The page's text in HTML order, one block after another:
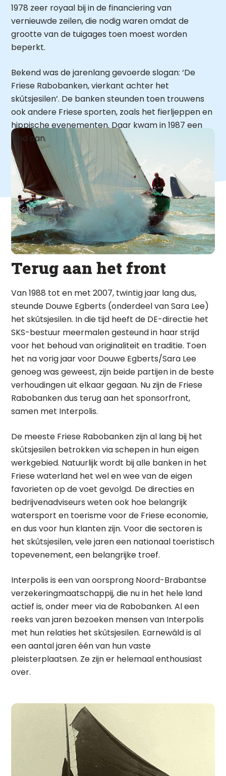
1978 zeer royaal bij in de financiering van
vernieuwde zeilen, die nodig waren omdat de
grootte van de tuigages toen moest worden
beperkt.
Bekend was de jarenlang gevoerde slogan: ‘De
Friese Rabobanken, vierkant achter het
skûtsjesilen’. De banken steunden toen trouwens
ook andere Friese sporten, zoals het fierljeppen en
hippische evenementen. Daar kwam in 1987 een
eind aan.
Terug aan het front
Van 1988 tot en met 2007, twintig jaar lang dus,
steunde Douwe Egberts (onderdeel van Sara Lee)
het skûtsjesilen. In die tijd heeft de DE-directie het
SKS-bestuur meermalen gesteund in haar strijd
voor het behoud van originaliteit en traditie. Toen
het na vorig jaar voor Douwe Egberts/Sara Lee
genoeg was geweest, zijn beide partijen in de beste
verhoudingen uit elkaar gegaan. Nu zijn de Friese
Rabobanken dus terug aan het sponsorfront,
samen met Interpolis.
De meeste Friese Rabobanken zijn al lang bij het
skûtsjesilen betrokken via schepen in hun eigen
werkgebied. Natuurlijk wordt bij alle banken in het
Friese waterland het wel en wee van de eigen
favorieten op de voet gevolgd. De directies en
bedrijvenadviseurs weten ook hoe belangrijk
watersport en toerisme voor de Friese economie,
en dus voor hun klanten zijn. Voor die sectoren is
het skûtsjesilen, vele jaren een nationaal toeristisch
topevenement, een belangrijke troef.
Interpolis is een van oorsprong Noord-Brabantse
verzekeringmaatschappij, die nu in het hele land
actief is, onder meer via de Rabobanken. Al een
reeks van jaren bezoeken mensen van Interpolis
met hun relaties het skûtsjesilen. Earnewâld is al
een aantal jaren één van hun vaste
pleisterplaatsen. Ze zijn er helemaal enthousiast
over.